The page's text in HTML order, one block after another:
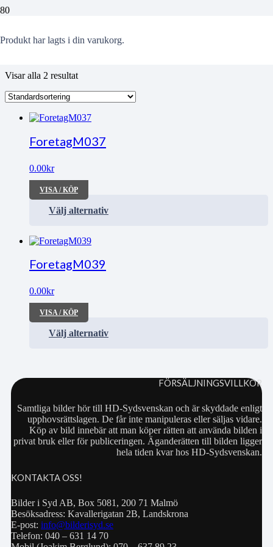
Produkt har lagts i din varukorg.
Tegel
Visar alla 2 resultat
ForetagM037
0.00kr
VISA / KÖP
Välj alternativ
ForetagM039
0.00kr
VISA / KÖP
Välj alternativ
FÖRSÄLJNINGSVILLKOR
Samtliga bilder hör till HD-Sydsvenskan och är skyddade enligt
upphovsrättslagen. De får inte manipuleras eller säljas vidare.
Köp av bild innebär att man köper rätten att använda bilden i
privat bruk eller för publiceringen. Äganderätten till bilden ligger
hela tiden kvar hos HD-Sydsvenskan.
KONTAKTA OSS!
Bilder i Syd AB, Box 5081, 200 71 Malmö
Besöksadress: Kavallerigatan 2B, Landskrona
E-post: info@bilderisyd.se
Telefon: 040 – 631 14 70